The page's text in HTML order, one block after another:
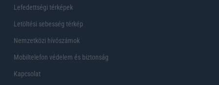
Lefedettségi térképek
Letöltési sebesség térkép
Nemzetközi hívószámok
Mobiltelefon védelem és biztonság
Kapcsolat